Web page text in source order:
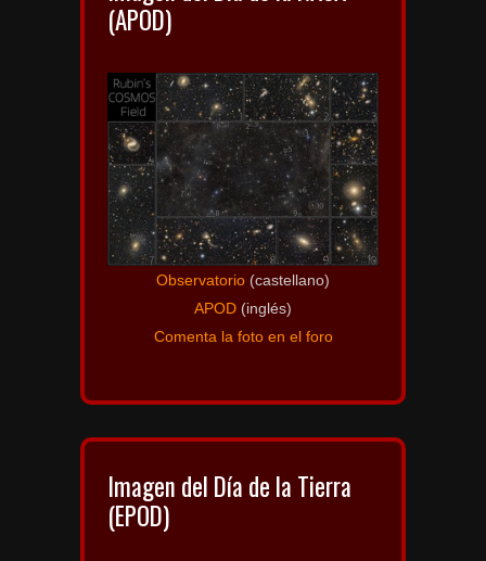
(APOD)
Observatorio (castellano)
APOD (inglés)
Comenta la foto en el foro
Imagen del Día de la Tierra
(EPOD)